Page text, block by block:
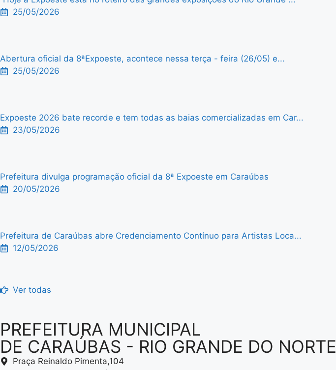
25/05/2026
Abertura oficial da 8ªExpoeste, acontece nessa terça - feira (26/05) e...
25/05/2026
Expoeste 2026 bate recorde e tem todas as baias comercializadas em Car...
23/05/2026
Prefeitura divulga programação oficial da 8ª Expoeste em Caraúbas
20/05/2026
Prefeitura de Caraúbas abre Credenciamento Contínuo para Artistas Loca...
12/05/2026
Ver todas
PREFEITURA MUNICIPAL
DE CARAÚBAS - RIO GRANDE DO NORTE
Praça Reinaldo Pimenta,104